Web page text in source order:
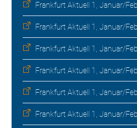
Frankfurt Aktuell 1, Januar/
Frankfurt Aktuell 1, Januar/
Frankfurt Aktuell 1, Januar/
Frankfurt Aktuell 1, Januar/
Frankfurt Aktuell 1, Januar/
Frankfurt Aktuell 1, Januar/